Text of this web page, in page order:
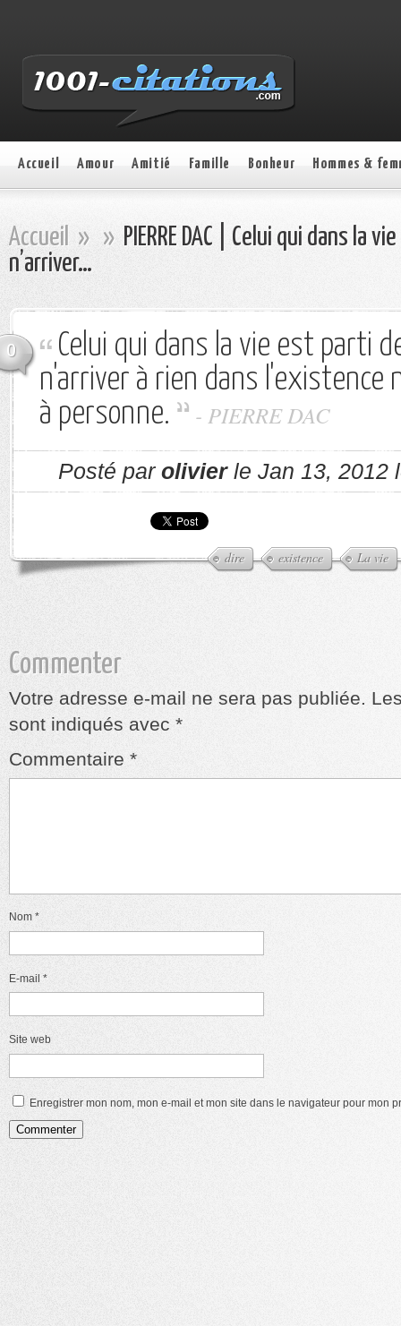
Accueil Amour Amitié Famille Bonheur Hommes &
Accueil » » PIERRE DAC | Celui qui dans la
n’arriver…
0
Celui qui dans la vie est parti
n'arriver à rien dans l'existence
à personne.
- PIERRE DAC
Posté par olivierle Jan 13, 2012
dire existence La vie
Commenter
Votre adresse e-mail ne sera pas publiée.
sont indiqués avec *
Commentaire *
Nom *
E-mail *
Site web
Enregistrer mon nom, mon e-mail et mon site dans le navigateur pour mon